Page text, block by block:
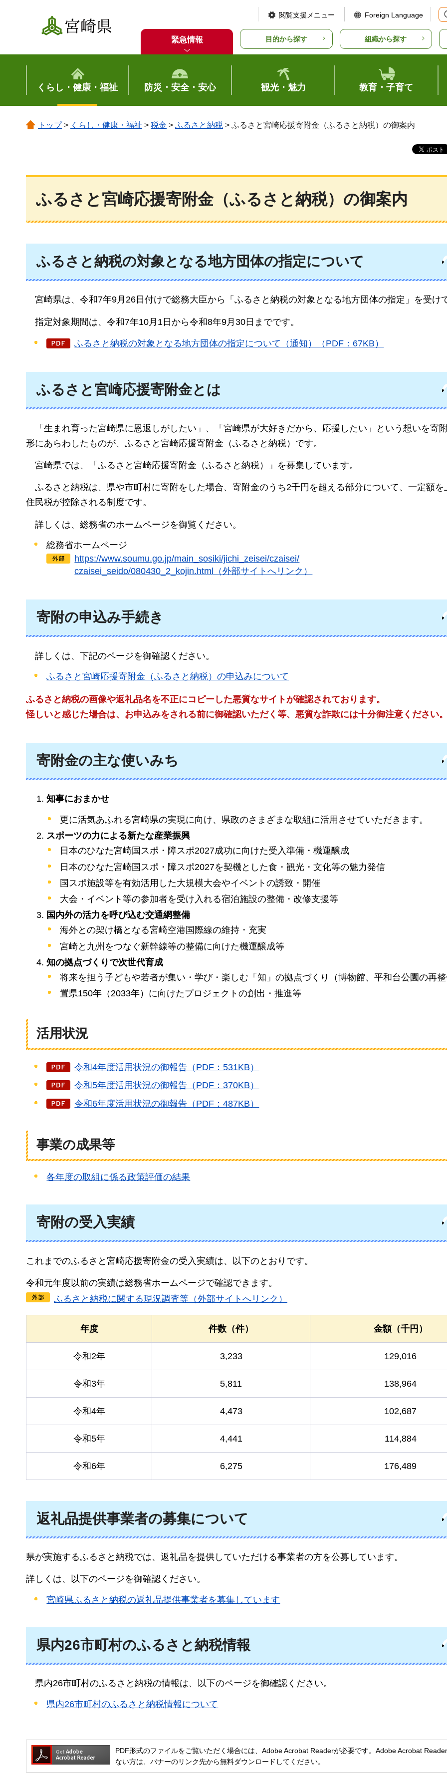
宮崎県
閲覧支援メニュー Foreign Language
緊急情報 目的から探す 組織から探す
くらし・健康・福祉 防災・安全・安心 観光・魅力 教育・子育て
トップ> くらし・健康・福祉 > 税金 > ふるさと納税 > ふるさと宮崎応援寄附金（ふるさと納税）の御案内
ふるさと宮崎応援寄附金（ふるさと納税）の御案内
ふるさと納税の対象となる地方団体の指定について
宮崎県は、令和7年9月26日付けで総務大臣から「ふるさと納税の対象となる地方団体の指定」を受け
指定対象期間は、令和7年10月1日から令和8年9月30日までです。
ふるさと納税の対象となる地方団体の指定について（通知）（PDF：67KB）
ふるさと宮崎応援寄附金とは
「生まれ育った宮崎県に恩返しがしたい」、「宮崎県が大好きだから、応援したい」という想いを寄
形にあらわしたものが、ふるさと宮崎応援寄附金（ふるさと納税）です。
宮崎県では、「ふるさと宮崎応援寄附金（ふるさと納税）」を募集しています。
ふるさと納税は、県や市町村に寄附をした場合、寄附金のうち2千円を超える部分について、一定額を
住民税が控除される制度です。
詳しくは、総務省のホームページを御覧ください。
総務省ホームページ
https://www.soumu.go.jp/main_sosiki/jichi_zeisei/czaisei/
czaisei_seido/080430_2_kojin.html（外部サイトへリンク）
寄附の申込み手続き
詳しくは、下記のページを御確認ください。
ふるさと宮崎応援寄附金（ふるさと納税）の申込みについて
ふるさと納税の画像や返礼品名を不正にコピーした悪質なサイトが確認されております。
怪しいと感じた場合は、お申込みをされる前に御確認いただく等、悪質な詐欺には十分御注意ください
寄附金の主な使いみち
知事におまかせ
更に活気あふれる宮崎県の実現に向け、県政のさまざまな取組に活用させていただきます。
スポーツの力による新たな産業振興
日本のひなた宮崎国スポ・障スポ2027成功に向けた受入準備・機運醸成
日本のひなた宮崎国スポ・障スポ2027を契機とした食・観光・文化等の魅力発信
国スポ施設等を有効活用した大規模大会やイベントの誘致・開催
大会・イベント等の参加者を受け入れる宿泊施設の整備・改修支援等
国内外の活力を呼び込む交通網整備
海外との架け橋となる宮崎空港国際線の維持・充実
宮崎と九州をつなぐ新幹線等の整備に向けた機運醸成等
知の拠点づくりで次世代育成
将来を担う子どもや若者が集い・学び・楽しむ「知」の拠点づくり（博物館、平和台公園の再
置県150年（2033年）に向けたプロジェクトの創出・推進等
活用状況
令和4年度活用状況の御報告（PDF：531KB）
令和5年度活用状況の御報告（PDF：370KB）
令和6年度活用状況の御報告（PDF：487KB）
事業の成果等
各年度の取組に係る政策評価の結果
寄附の受入実績
これまでのふるさと宮崎応援寄附金の受入実績は、以下のとおりです。
令和元年度以前の実績は総務省ホームページで確認できます。
ふるさと納税に関する現況調査等（外部サイトへリンク）
年度 件数（件） 金額（千円）
令和2年 3,233 129,016
令和3年 5,811 138,964
令和4年 4,473 102,687
令和5年 4,441 114,884
令和6年 6,275 176,489
返礼品提供事業者の募集について
県が実施するふるさと納税では、返礼品を提供していただける事業者の方を公募しています。
詳しくは、以下のページを御確認ください。
宮崎県ふるさと納税の返礼品提供事業者を募集しています
県内26市町村のふるさと納税情報
県内26市町村のふるさと納税の情報は、以下のページを御確認ください。
県内26市町村のふるさと納税情報について
PDF形式のファイルをご覧いただく場合には、Adobe Acrobat Readerが必要です。Adobe Acrobat
ない方は、バナーのリンク先から無料ダウンロードしてください。